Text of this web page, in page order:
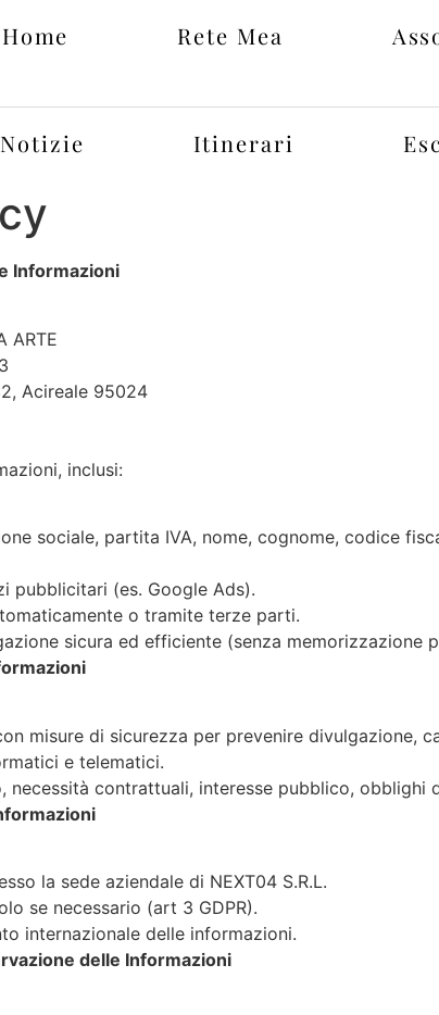
Home Rete Mea
Notizie Itinerari
Informazioni
ARTE
Acireale 95024
inclusi:
sociale, partita IVA, nome, cognome, codice
pubblicitari (es. Google Ads).
o tramite terze parti.
sicura ed efficiente (senza memorizzazione
misure di sicurezza per prevenire divulgazione,
e telematici.
necessità contrattuali, interesse pubblico, obblighi
la sede aziendale di NEXT04 S.R.L.
se necessario (art 3 GDPR).
internazionale delle informazioni.
delle Informazioni